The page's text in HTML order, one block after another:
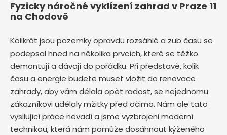
Fyzicky náročné vyklízení zahrad v Praze 11
na Chodově
Kolikrát jsou pozemky opravdu rozsáhlé a zub času se
podepsal hned na několika prvcích, které se těžko
demontují a dávají do pořádku. Při představě, kolik
času a energie budete muset vložit do renovace
zahrady, aby vám dělala opět radost, se nejednomu
zákazníkovi udělaly mžitky před očima. Nám ale tato
vysilující práce nevadí a jsme vyzbrojeni moderní
technikou, která nám pomůže dosáhnout kýženého